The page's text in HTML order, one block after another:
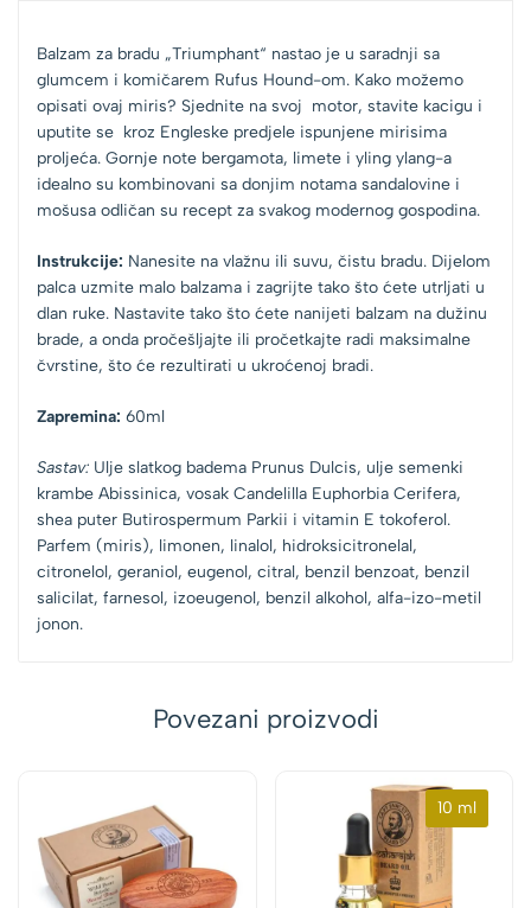
Balzam za bradu „Triumphant“ nastao je u saradnji sa
glumcem i komičarem Rufus Hound-om. Kako možemo
opisati ovaj miris? Sjednite na svoj motor, stavite kacigu i
uputite se kroz Engleske predjele ispunjene mirisima
proljeća. Gornje note bergamota, limete i yling ylang-a
idealno su kombinovani sa donjim notama sandalovine i
mošusa odličan su recept za svakog modernog gospodina.
Instrukcije: Nanesite na vlažnu ili suvu, čistu bradu. Dijelom
palca uzmite malo balzama i zagrijte tako što ćete utrljati u
dlan ruke. Nastavite tako što ćete nanijeti balzam na dužinu
brade, a onda pročešljajte ili pročetkajte radi maksimalne
čvrstine, što će rezultirati u ukroćenoj bradi.
Zapremina: 60ml
Sastav: Ulje slatkog badema Prunus Dulcis, ulje semenki
krambe Abissinica, vosak Candelilla Euphorbia Cerifera,
shea puter Butirospermum Parkii i vitamin E tokoferol.
Parfem (miris), limonen, linalol, hidroksicitronelal,
citronelol, geraniol, eugenol, citral, benzil benzoat, benzil
salicilat, farnesol, izoeugenol, benzil alkohol, alfa-izo-metil
jonon.
Povezani proizvodi
10 ml